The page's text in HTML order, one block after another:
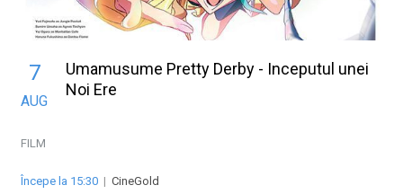
7
AUG
Umamusume Pretty Derby - Inceputul unei
Noi Ere
FILM
Începe la 15:30 | CineGold